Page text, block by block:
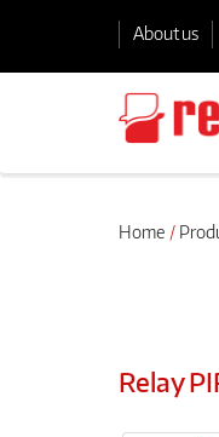
About us
Home
Relay